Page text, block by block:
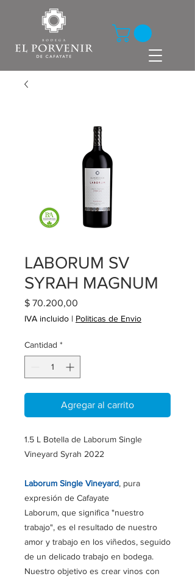
LABORUM SV
SYRAH MAGNUM
$ 70.200,00
IVA incluido | Politicas de Envio
Cantidad *
Agregar al carrito
1.5 L Botella de Laborum Single
Vineyard Syrah 2022
Laborum Single Vineyard, pura
expresión de Cafayate
Laborum, que significa "nuestro
trabajo", es el resultado de nuestro
amor y trabajo en los viñedos, seguido
de un delicado trabajo en bodega.
Nuestro objetivo es crear vinos con